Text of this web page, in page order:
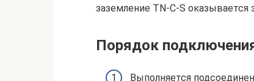
заземление TN-C-S оказывается
Порядок
Выполняется